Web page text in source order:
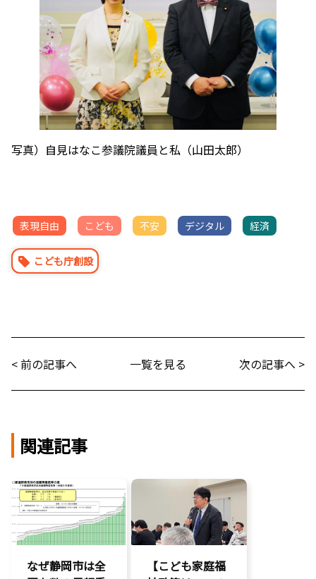
写真）自見はなこ参議院議員と私（山田太郎）
表現自由 こども 不安 デジタル 経済
こども庁創設
< 前の記事へ 一覧を見る 次の記事へ >
関連記事
なぜ静岡市は全
【こども家庭福